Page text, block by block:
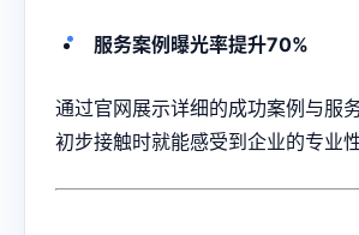
服务案例曝光率提升70%
通过官网展示详细的成功案例与服
初步接触时就能感受到企业的专业